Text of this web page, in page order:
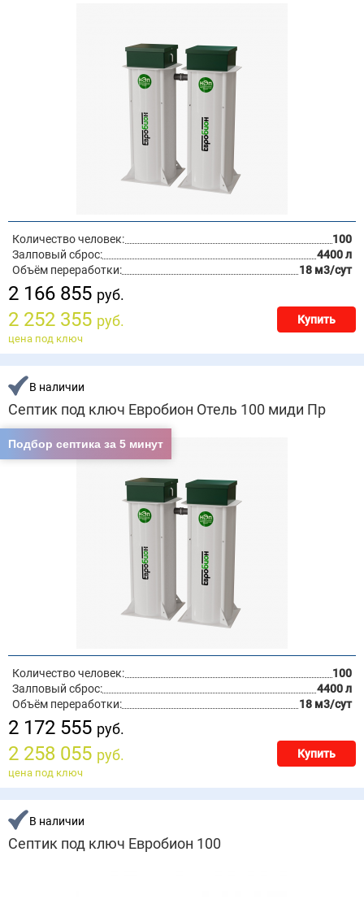
Количество человек:
100
Залповый сброс:
4400 л
Объём переработки:
18 м3/сут
2 166 855 руб.
2 252 355 руб. Купить
цена под ключ
В наличии
Септик под ключ Евробион Отель 100 миди Пр
Количество человек:
100
Залповый сброс:
4400 л
Объём переработки:
18 м3/сут
2 172 555 руб.
2 258 055 руб. Купить
цена под ключ
В наличии
Септик под ключ Евробион 100
Подбор септика за 5 минут